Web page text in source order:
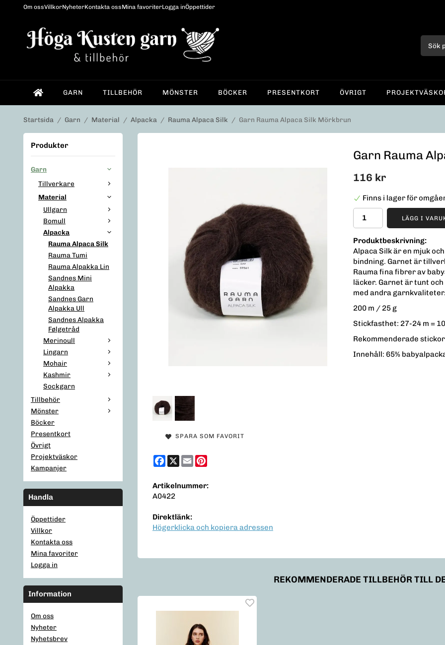
Om ossVillkorNyheterKontakta ossMina favoriterLogga inÖppettider
GARN TILLBEHÖR MÖNSTER BÖCKER PRESENTKORT ÖVRIGT
Startsida / Garn / Material / Alpacka / Rauma Alpaca Silk / Garn Rauma Alpaca Silk Mörkbrun
Produkter
Garn
Tillverkare
Material
Ullgarn
Bomull
Alpacka
Rauma Alpaca Silk
Rauma Tumi
Rauma Alpakka Lin
Sandnes Mini
Alpakka
Sandnes Garn
Alpakka Ull
Sandnes Alpakka
Følgetråd
Merinoull
Lingarn
Mohair
Kashmir
Sockgarn
Tillbehör
Mönster
Böcker
Presentkort
Övrigt
Projektväskor
Kampanjer
Handla
Öppettider
Villkor
Kontakta oss
Mina favoriter
Logga in
Information
Om oss
Nyheter
Nyhetsbrev
Garn Rauma
116 kr
Finns i lager för
LÄGG I
Produktbeskrivning:
Alpaca Silk är en mjuk
bindning. Garnet är
Rauma fina fibrer av
läcker. Garnet är tunt
med andra garnkvaliteter.
200 m / 25 g
Stickfasthet: 27-24 m =
Rekommenderade
Innehåll: 65%
SPARA SOM FAVORIT
Facebook
X Email
Artikelnummer:
A0422
Direktlänk:
Högerklicka och kopiera adressen
REKOMMENDERADE TILLBEHÖR TILL